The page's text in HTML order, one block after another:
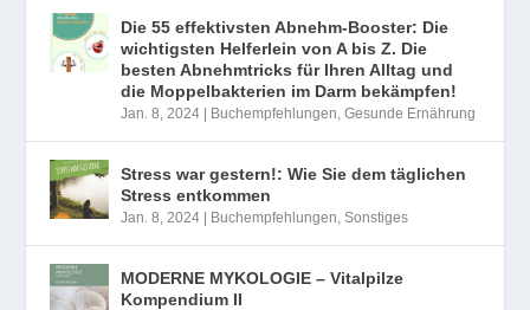
Die 55 effektivsten Abnehm-Booster: Die
wichtigsten Helferlein von A bis Z. Die
besten Abnehmtricks für Ihren Alltag und
die Moppelbakterien im Darm bekämpfen!
Jan. 8, 2024 Buchempfehlungen,Gesunde Ernährung
Stress war gestern!: Wie Sie dem täglichen
Stress entkommen
Jan. 8, 2024 Buchempfehlungen,Sonstiges
MODERNE MYKOLOGIE – Vitalpilze
Kompendium II